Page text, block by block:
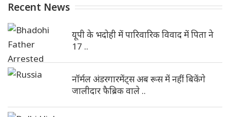
Recent News
यूपी के भदोही में पारिवारिक विवाद में पिता ने
17 ..
नॉर्मल अंडरगारमेंट्स अब रूस में नहीं बिकेंगे
जालीदार फैब्रिक वाले ..